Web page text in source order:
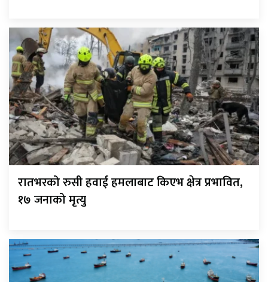
रातभरको रुसी हवाई हमलाबाट किएभ क्षेत्र प्रभावित,
१७ जनाको मृत्यु